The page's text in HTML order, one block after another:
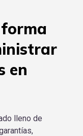
en
lleno de